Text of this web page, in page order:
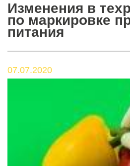
Изменения в
по маркировке
питания
07.07.2020